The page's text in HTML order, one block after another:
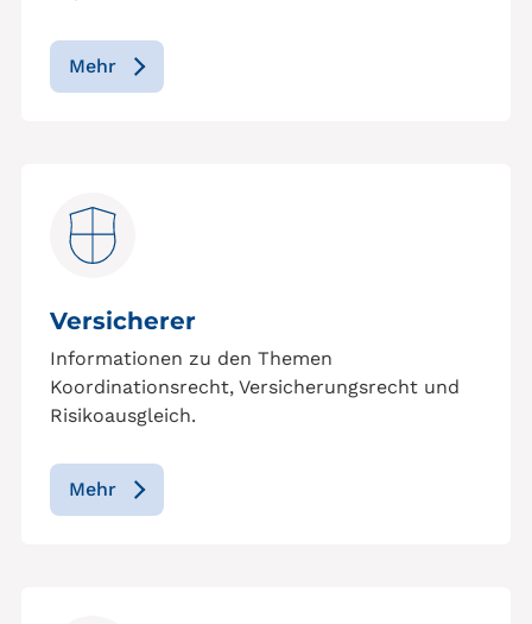
Mehr
Versicherer
Informationen zu den Themen
Koordinationsrecht, Versicherungsrecht und
Risikoausgleich.
Mehr